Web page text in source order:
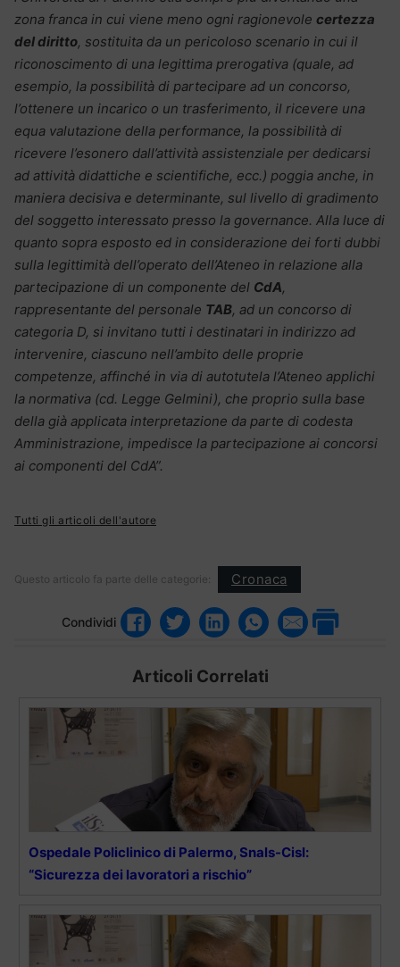
zona franca in cui viene meno ogni ragionevole certezza
del diritto, sostituita da un pericoloso scenario in cui il
riconoscimento di una legittima prerogativa (quale, ad
esempio, la possibilità di partecipare ad un concorso,
l’ottenere un incarico o un trasferimento, il ricevere una
equa valutazione della performance, la possibilità di
ricevere l’esonero dall’attività assistenziale per dedicarsi
ad attività didattiche e scientifiche, ecc.) poggia anche, in
maniera decisiva e determinante, sul livello di gradimento
del soggetto interessato presso la governance. Alla luce di
quanto sopra esposto ed in considerazione dei forti dubbi
sulla legittimità dell’operato dell’Ateneo in relazione alla
partecipazione di un componente del CdA,
rappresentante del personale TAB, ad un concorso di
categoria D, si invitano tutti i destinatari in indirizzo ad
intervenire, ciascuno nell’ambito delle proprie
competenze, affinché in via di autotutela l’Ateneo applichi
la normativa (cd. Legge Gelmini), che proprio sulla base
della già applicata interpretazione da parte di codesta
Amministrazione, impedisce la partecipazione ai concorsi
ai componenti del CdA”.
Tutti gli articoli dell'autore
Questo articolo fa parte delle categorie: Cronaca
Condividi
Articoli Correlati
Ospedale Policlinico di Palermo, Snals-Cisl:
“Sicurezza dei lavoratori a rischio”